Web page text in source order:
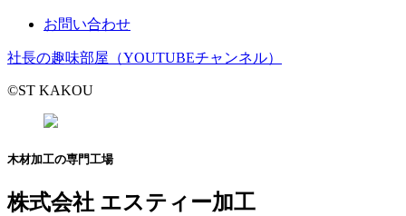
お問い合わせ
社長の趣味部屋（YOUTUBEチャンネル）
©ST KAKOU
木材加工の専門工場
株式会社 エスティー加工